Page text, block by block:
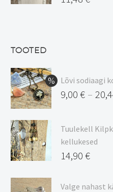
TOOTED
Lõvi sodiaagi
9,00 € –
9,00 €
kuni
20,44 €
Tuulekell
kellukesed
14,90 €
Valge nahast